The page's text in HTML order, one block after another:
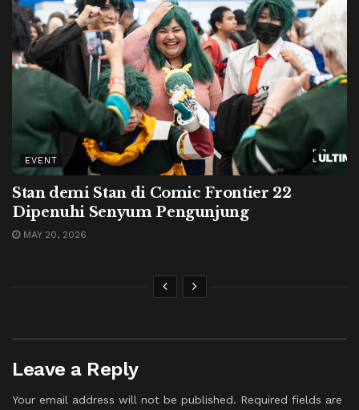
EVENT
Stan demi Stan di Comic Frontier 22
Dipenuhi Senyum Pengunjung
MAY 20, 2026
Leave a Reply
Your email address will not be published. Required fields are